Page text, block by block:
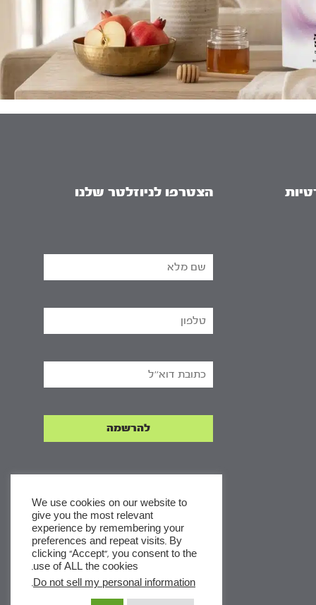
הצטרפו לניוזלטר שלנו
We use cookies on our website to
give you the most relevant
experience by remembering your
preferences and repeat visits. By
clicking “Accept”, you consent to the
use of ALL the cookies.
Do not sell my personal information
.
x
לסדרות
ומסלולי לימוד באתר